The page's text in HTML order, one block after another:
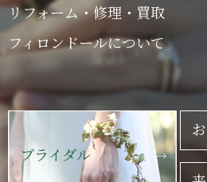
リフォーム・修理・買取
フィロンドールについて
ブライダル